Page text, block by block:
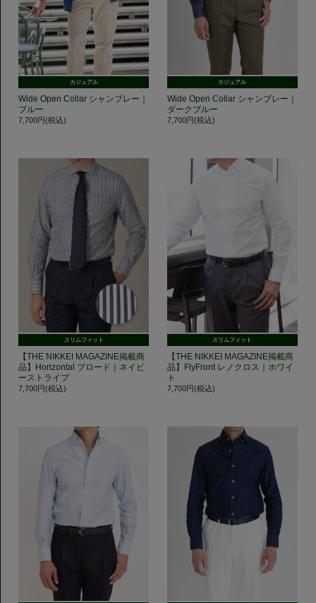
カジュアル
Wide Open Collar シャンブレー｜
ブルー
7,700円(税込)
カジュアル
Wide Open Collar シャンブレー｜
ダークブルー
7,700円(税込)
スリムフィット
【THE NIKKEI MAGAZINE掲載商
品】Horizontal ブロード｜ネイビ
ーストライプ
7,700円(税込)
スリムフィット
【THE NIKKEI MAGAZINE掲載商
品】FlyFront レノクロス｜ホワイ
ト
7,700円(税込)